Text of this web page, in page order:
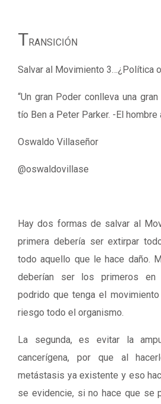
TRANSICIÓN
Salvar al Movimiento 3…¿Política
“Un gran Poder conlleva una
tío Ben a Peter Parker. -El hombre
Oswaldo Villaseñor
@oswaldovillase
Hay dos formas de salvar al
primera debería ser extirpar
todo aquello que le hace daño.
deberían ser los primeros en
podrido que tenga el
riesgo todo el organismo.
La segunda, es evitar la
cancerígena, por que al
metástasis ya existente y eso
se evidencie, si no hace que se